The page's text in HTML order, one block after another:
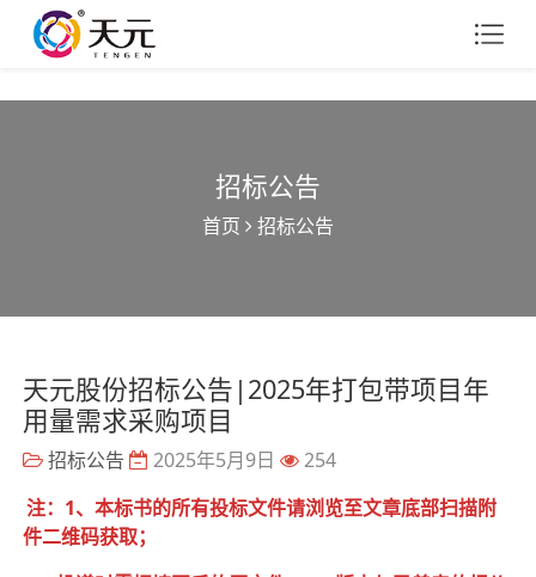
招标公告
首页 招标公告
天元股份招标公告|2025年打包带项目年
用量需求采购项目
招标公告 2025年5月9日
254
注：1、本标书的所有投标文件请浏览至文章底部扫描附
件二维码获取；